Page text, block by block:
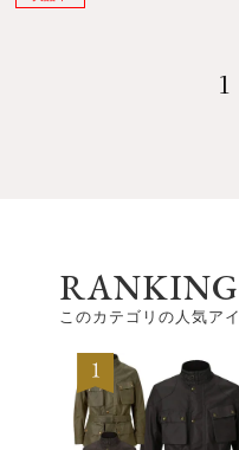
1
RANKING
このカテゴリの人気ア